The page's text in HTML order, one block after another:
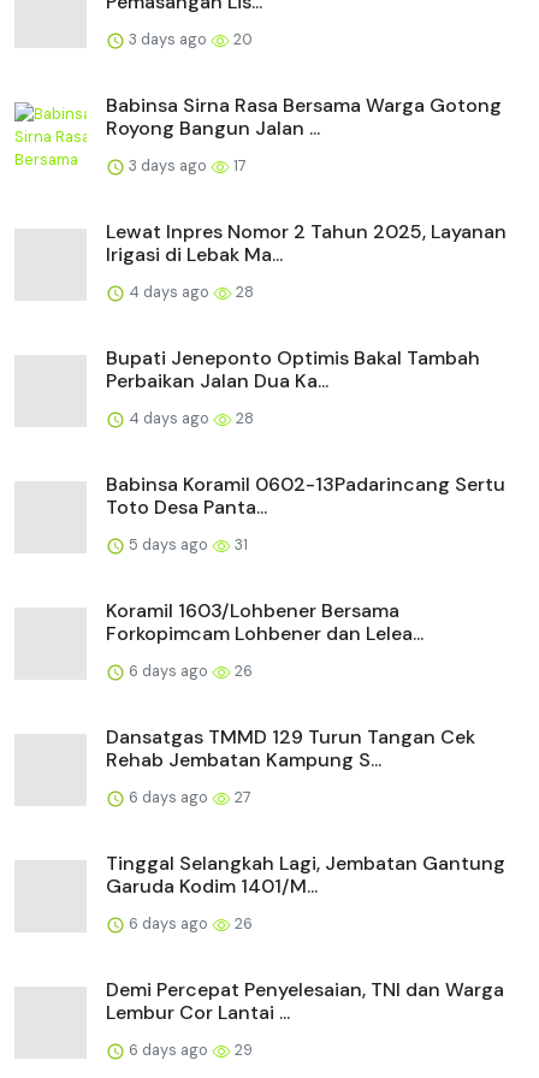
3 days ago 20
Babinsa Sirna Rasa Bersama Warga Gotong
Royong Bangun Jalan ...
3 days ago 17
Lewat Inpres Nomor 2 Tahun 2025, Layanan
Irigasi di Lebak Ma...
4 days ago 28
Bupati Jeneponto Optimis Bakal Tambah
Perbaikan Jalan Dua Ka...
4 days ago 28
Babinsa Koramil 0602-13Padarincang Sertu
Toto Desa Panta...
5 days ago 31
Koramil 1603/Lohbener Bersama
Forkopimcam Lohbener dan Lelea...
6 days ago 26
Dansatgas TMMD 129 Turun Tangan Cek
Rehab Jembatan Kampung S...
6 days ago 27
Tinggal Selangkah Lagi, Jembatan Gantung
Garuda Kodim 1401/M...
6 days ago 26
Demi Percepat Penyelesaian, TNI dan Warga
Lembur Cor Lantai ...
6 days ago 29